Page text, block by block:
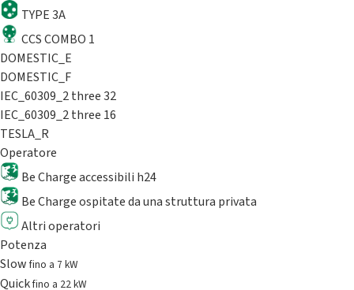
TYPE 3A
CCS COMBO 1
DOMESTIC_E
DOMESTIC_F
IEC_60309_2 three 32
IEC_60309_2 three 16
TESLA_R
Operatore
Be Charge accessibili h24
Be Charge ospitate da una struttura privata
Altri operatori
Potenza
Slowfino a 7 kW
Quickfino a 22 kW